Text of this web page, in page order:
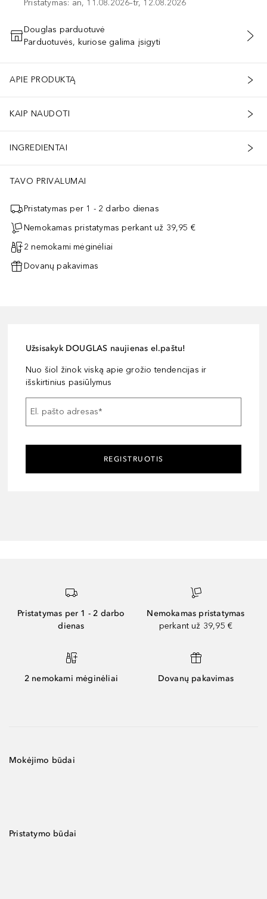
Pristatymas: an, 11.08.2026–tr, 12.08.2026
PRIDĖTI Į KREPŠELĮ
Douglas parduotuvė
Parduotuvės, kuriose galima įsigyti
APIE PRODUKTĄ
KAIP NAUDOTI
INGREDIENTAI
TAVO PRIVALUMAI
Pristatymas per 1 - 2 darbo dienas
Nemokamas pristatymas perkant už 39,95 €
2 nemokami mėginėliai
Dovanų pakavimas
Užsisakyk DOUGLAS naujienas el.paštu!
Nuo šiol žinok viską apie grožio tendencijas ir
išskirtinius pasiūlymus
El. pašto adresas*
REGISTRUOTIS
Pristatymas per 1 - 2 darbo
dienas
Nemokamas pristatymas
perkant už 39,95 €
2 nemokami mėginėliai Dovanų pakavimas
Mokėjimo būdai
Pristatymo būdai